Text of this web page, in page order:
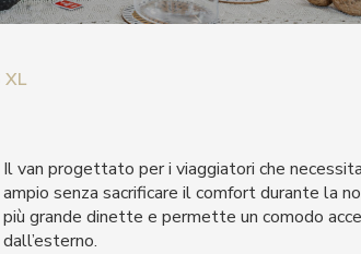
XL
Il van progettato per i viaggiatori che
ampio senza sacrificare il comfort durante la
più grande dinette e permette un comodo
dall’esterno.